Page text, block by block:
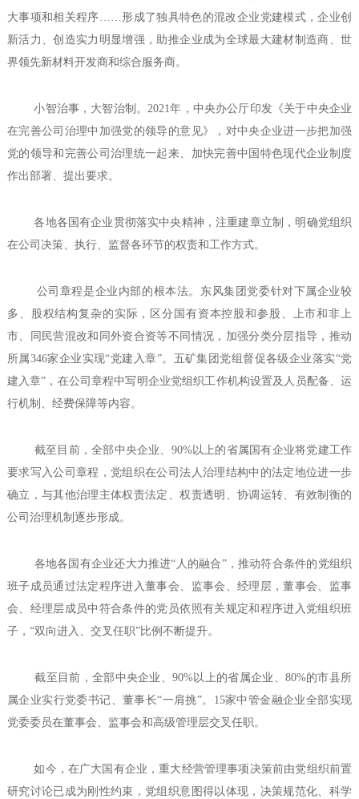
大事项和相关程序……形成了独具特色的混改企业党建模式，企业创
新活力、创造实力明显增强，助推企业成为全球最大建材制造商、世
界领先新材料开发商和综合服务商。
小智治事，大智治制。2021年，中央办公厅印发《关于中央企业
在完善公司治理中加强党的领导的意见》，对中央企业进一步把加强
党的领导和完善公司治理统一起来、加快完善中国特色现代企业制度
作出部署、提出要求。
各地各国有企业贯彻落实中央精神，注重建章立制，明确党组织
在公司决策、执行、监督各环节的权责和工作方式。
公司章程是企业内部的根本法。东风集团党委针对下属企业较
多、股权结构复杂的实际，区分国有资本控股和参股、上市和非上
市、同民营混改和同外资合资等不同情况，加强分类分层指导，推动
所属346家企业实现“党建入章”。五矿集团党组督促各级企业落实“党
建入章”，在公司章程中写明企业党组织工作机构设置及人员配备、运
行机制、经费保障等内容。
截至目前，全部中央企业、90%以上的省属国有企业将党建工作
要求写入公司章程，党组织在公司法人治理结构中的法定地位进一步
确立，与其他治理主体权责法定、权责透明、协调运转、有效制衡的
公司治理机制逐步形成。
各地各国有企业还大力推进“人的融合”，推动符合条件的党组织
班子成员通过法定程序进入董事会、监事会、经理层，董事会、监事
会、经理层成员中符合条件的党员依照有关规定和程序进入党组织班
子，“双向进入、交叉任职”比例不断提升。
截至目前，全部中央企业、90%以上的省属企业、80%的市县所
属企业实行党委书记、董事长“一肩挑”。15家中管金融企业全部实现
党委委员在董事会、监事会和高级管理层交叉任职。
如今，在广大国有企业，重大经营管理事项决策前由党组织前置
研究讨论已成为刚性约束，党组织意图得以体现，决策规范化、科学